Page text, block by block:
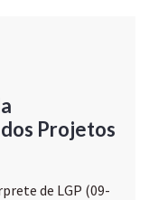
Projetos
de LGP (09-